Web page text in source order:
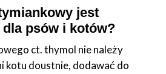
jest
dla psów i kotów?
ct. thymol nie należy
kotu doustnie, dodawać do